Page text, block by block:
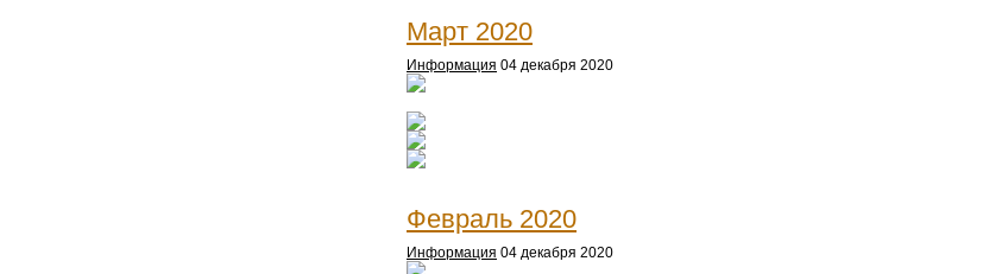
Март 2020
Информация 04 декабря 2020
Февраль 2020
Информация 04 декабря 2020